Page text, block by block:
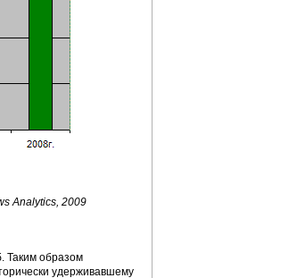
Analytics, 2009
Таким образом
удерживавшему